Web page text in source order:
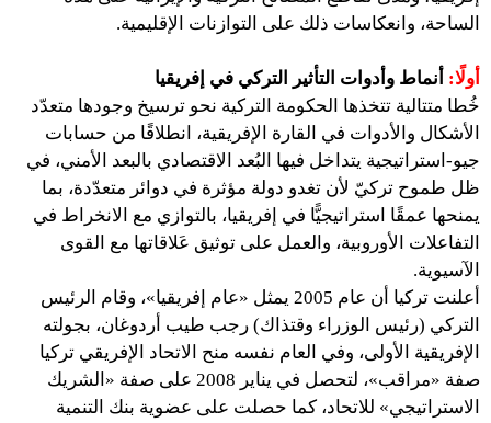
الساحة، وانعكاسات ذلك على التوازنات الإقليمية.
أولًا: أنماط وأدوات التأثير التركي في إفريقيا
خُطا متتالية تتخذها الحكومة التركية نحو ترسيخ وجودها متعدّد
الأشكال والأدوات في القارة الإفريقية، انطلاقًا من حسابات
جيو-استراتيجية يتداخل فيها البُعد الاقتصادي بالبعد الأمني، في
ظل طموح تركيّ لأن تغدو دولة مؤثرة في دوائر متعدّدة، بما
يمنحها عمقًا استراتيجيًّا في إفريقيا، بالتوازي مع الانخراط في
التفاعلات الأوروبية، والعمل على توثيق عَلاقاتها مع القوى
الآسيوية.
أعلنت تركيا أن عام 2005 يمثل «عام إفريقيا»، وقام الرئيس
التركي (رئيس الوزراء وقتذاك) رجب طيب أردوغان، بجولته
الإفريقية الأولى، وفي العام نفسه منح الاتحاد الإفريقي تركيا
صفة «مراقب»، لتحصل في يناير 2008 على صفة «الشريك
الاستراتيجي» للاتحاد، كما حصلت على عضوية بنك التنمية